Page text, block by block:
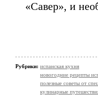
«Савер», и
Рубрики: испанская кухня
новогодние рецепты
полезные советы от
кулинарные